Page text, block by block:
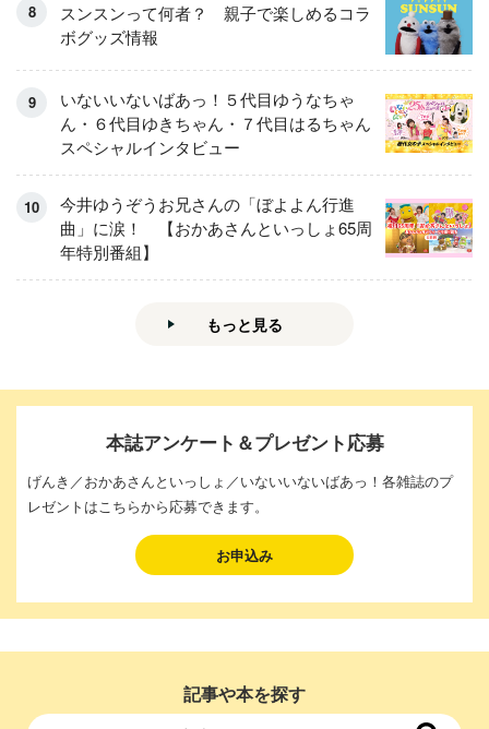
スンスンって何者？ 親子で楽しめるコラ
ボグッズ情報
いないいないばあっ！５代目ゆうなちゃ
ん・６代目ゆきちゃん・７代目はるちゃん
スペシャルインタビュー
今井ゆうぞうお兄さんの「ぼよよん行進
曲」に涙！ 【おかあさんといっしょ65周
年特別番組】
もっと見る
本誌アンケート＆プレゼント応募
げんき／おかあさんといっしょ／いないいないばあっ！各雑誌のプ
レゼントはこちらから応募できます。
お申込み
記事や本を探す